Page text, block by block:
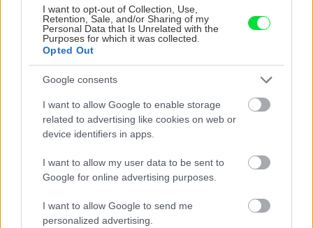
I want to opt-out of Collection, Use,
Retention, Sale, and/or Sharing of my
Personal Data that Is Unrelated with the
Purposes for which it was collected.
Opted Out
Google consents
I want to allow Google to enable storage
related to advertising like cookies on web or
device identifiers in apps.
I want to allow my user data to be sent to
Google for online advertising purposes.
I want to allow Google to send me
personalized advertising.
Zelenec chochlatý|Zdroj: shutterstock.com
Najlepšie sa mu bude dariť na teplom mieste s
rozptýleným svetlom. Vytvára husté trsy a
neskôr i ťahavé výhony, na ktorých sú mladé
rastlinky. Škodcovia z ríše hmyzu sa mu
vyhýbajú, no horšie znáša priame slnko a
Krásne srdcovité listy, popínavý vzrast a oku